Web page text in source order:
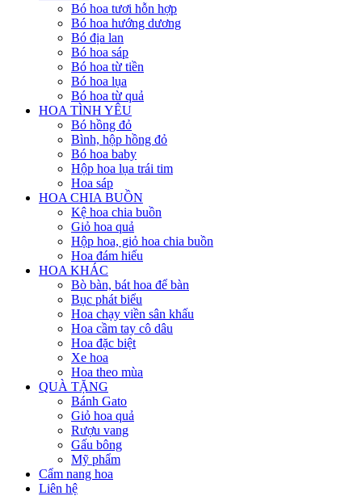
Bó hoa tươi hỗn hợp
Bó hoa hướng dương
Bó địa lan
Bó hoa sáp
Bó hoa từ tiền
Bó hoa lụa
Bó hoa từ quả
HOA TÌNH YÊU
Bó hồng đỏ
Bình, hộp hồng đỏ
Bó hoa baby
Hộp hoa lụa trái tim
Hoa sáp
HOA CHIA BUỒN
Kệ hoa chia buồn
Giỏ hoa quả
Hộp hoa, giỏ hoa chia buồn
Hoa đám hiếu
HOA KHÁC
Bò bàn, bát hoa để bàn
Bục phát biểu
Hoa chạy viền sân khấu
Hoa cầm tay cô dâu
Hoa đặc biệt
Xe hoa
Hoa theo mùa
QUÀ TẶNG
Bánh Gato
Giỏ hoa quả
Rượu vang
Gấu bông
Mỹ phẩm
Cẩm nang hoa
Liên hệ